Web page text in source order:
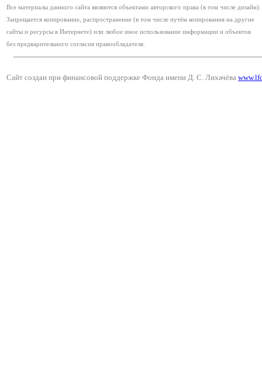
Все материалы данного сайта являются объектами авторского права (в том числе дизайн).
Запрещается копирование, распространение (в том числе путём копирования на другие
сайты и ресурсы в Интернете) или любое иное использование информации и объектов
без предварительного согласия правообладателя.
Сайт создан при финансовой поддержке Фонда имени Д. С. Лихачёва